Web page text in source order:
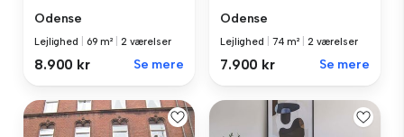
Odense
Lejlighed 69 m² 2 værelser
8.900 kr Se mere
Odense
Lejlighed 74 m² 2 værelser
7.900 kr Se mere